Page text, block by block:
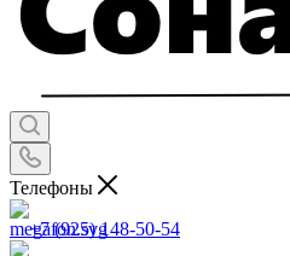
Телефоны
+7 (925) 148-50-54